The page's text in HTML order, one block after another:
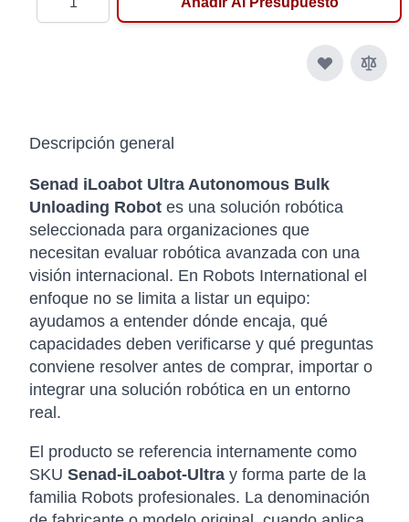
Descripción general
Senad iLoabot Ultra Autonomous Bulk
Unloading Robot es una solución robótica
seleccionada para organizaciones que
necesitan evaluar robótica avanzada con una
visión internacional. En Robots International el
enfoque no se limita a listar un equipo:
ayudamos a entender dónde encaja, qué
capacidades deben verificarse y qué preguntas
conviene resolver antes de comprar, importar o
integrar una solución robótica en un entorno
real.
El producto se referencia internamente como
SKU Senad-iLoabot-Ultra y forma parte de la
familia Robots profesionales. La denominación